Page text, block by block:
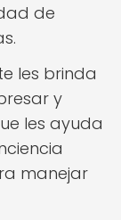
de
les brinda
y
les ayuda
manejar